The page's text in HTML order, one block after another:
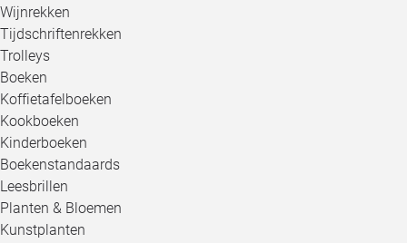
Wijnrekken
Tijdschriftenrekken
Trolleys
Boeken
Koffietafelboeken
Kookboeken
Kinderboeken
Boekenstandaards
Leesbrillen
Planten & Bloemen
Kunstplanten